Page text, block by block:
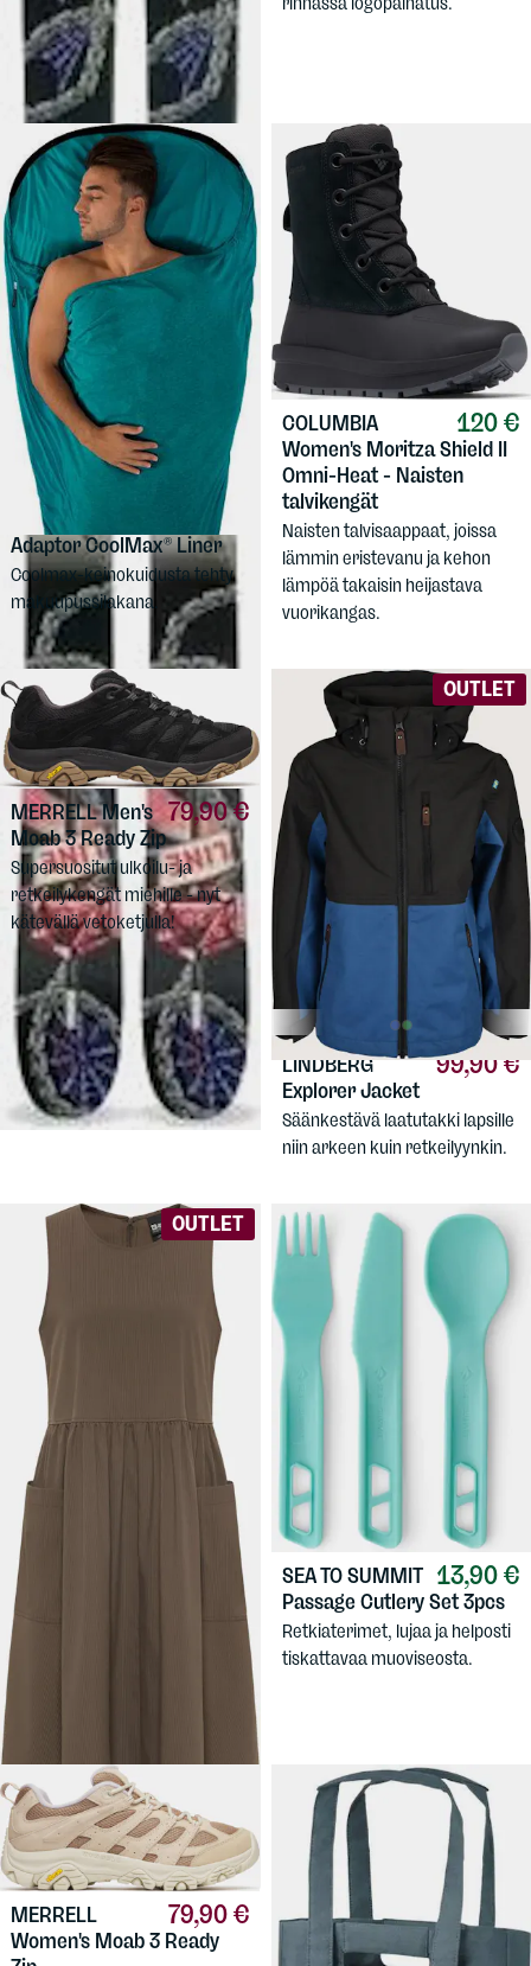
Freestyle- ja park-laskuun,
Taylor Lundquist -
signatuurimalli.
69,90 €
SEA TO SUMMIT
Adaptor CoolMax® Liner
Coolmax-keinokuidusta tehty
makuupussilakana.
120 €
COLUMBIA
Women's Moritza Shield II
Omni-Heat - Naisten
talvikengät
Naisten talvisaappaat, joissa
lämmin eristevanu ja kehon
lämpöä takaisin heijastava
vuorikangas.
79,90 €
MERRELLMen's
Moab 3 Ready Zip
Supersuositut ulkoilu- ja
retkeilykengät miehille - nyt
kätevällä vetoketjulla!
OUTLET
99,90 €
LINDBERG
Explorer Jacket
Säänkestävä laatutakki lapsille
niin arkeen kuin retkeilyynkin.
OUTLET
44,90 €
JACK
WOLFSKIN
Sioma Dress
13,90 €
SEA TO SUMMIT
Passage Cutlery Set 3pcs
Retkiaterimet, lujaa ja helposti
tiskattavaa muoviseosta.
79,90 €
MERRELL
Women's Moab 3 Ready